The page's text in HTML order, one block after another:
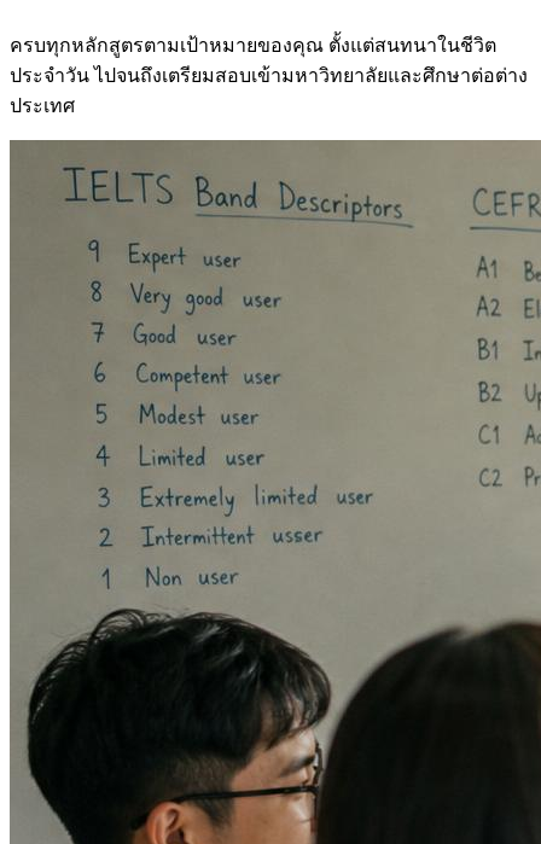
ครบทุกหลักสูตรตามเป้าหมายของคุณ ตั้งแต่สนทนาในชีวิต
ประจำวัน ไปจนถึงเตรียมสอบเข้ามหาวิทยาลัยและศึกษาต่อต่าง
ประเทศ